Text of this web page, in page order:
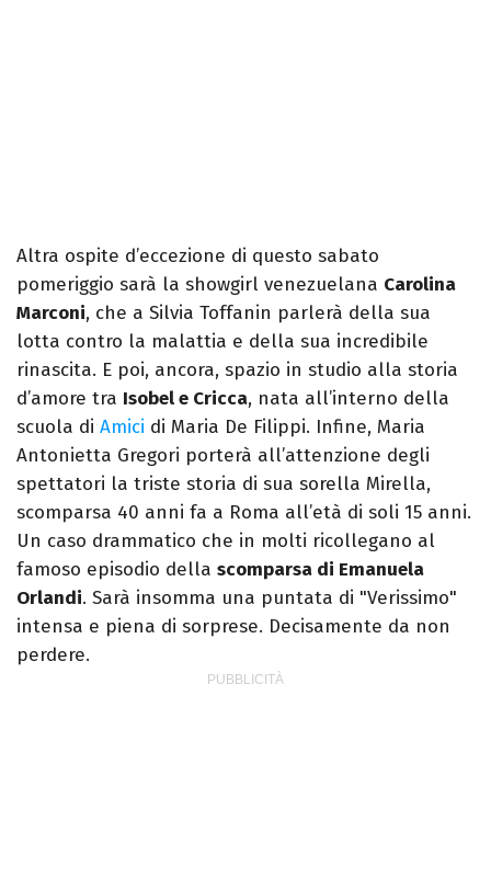
Altra ospite d’eccezione di questo sabato
pomeriggio sarà la showgirl venezuelana Carolina
Marconi, che a Silvia Toffanin parlerà della sua
lotta contro la malattia e della sua incredibile
rinascita. E poi, ancora, spazio in studio alla storia
d’amore tra Isobel e Cricca, nata all’interno della
scuola di Amici di Maria De Filippi. Infine, Maria
Antonietta Gregori porterà all’attenzione degli
spettatori la triste storia di sua sorella Mirella,
scomparsa 40 anni fa a Roma all’età di soli 15 anni.
Un caso drammatico che in molti ricollegano al
famoso episodio della scomparsa di Emanuela
Orlandi. Sarà insomma una puntata di "Verissimo"
intensa e piena di sorprese. Decisamente da non
perdere.